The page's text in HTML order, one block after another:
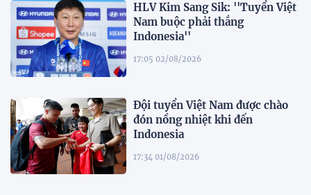
HLV Kim Sang Sik: ''Tuyển Việt
Nam buộc phải thắng
Indonesia''
17:05 02/08/2026
Đội tuyển Việt Nam được chào
đón nồng nhiệt khi đến
Indonesia
17:34 01/08/2026